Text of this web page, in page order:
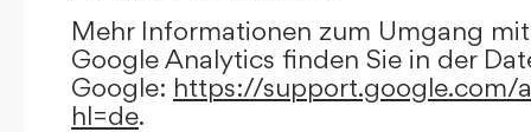
Mehr Informationen zum Umgang
Google Analytics finden Sie in der
Google: https://support.google.com/
hl=de.